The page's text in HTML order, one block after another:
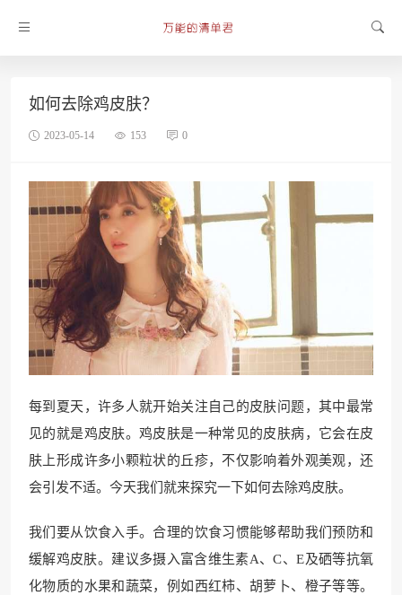
如何去除鸡皮肤？
2023-05-14 153 0
每到夏天，许多人就开始关注自己的皮肤问题，其中最常
见的就是鸡皮肤。鸡皮肤是一种常见的皮肤病，它会在皮
肤上形成许多小颗粒状的丘疹，不仅影响着外观美观，还
会引发不适。今天我们就来探究一下如何去除鸡皮肤。
我们要从饮食入手。合理的饮食习惯能够帮助我们预防和
缓解鸡皮肤。建议多摄入富含维生素A、C、E及硒等抗氧
化物质的水果和蔬菜，例如西红柿、胡萝卜、橙子等等。